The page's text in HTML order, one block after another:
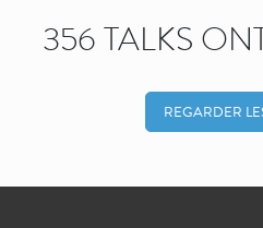
356 TALKS
REGARDER